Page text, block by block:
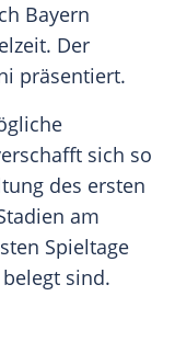
Bayern
Der
präsentiert.
sich so
des ersten
am
Spieltage
sind.